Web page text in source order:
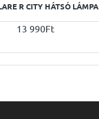
R CITY HÁTSÓ LÁMPA
13 990Ft